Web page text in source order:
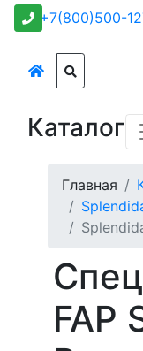
+7(800)500-
Каталог
Главная
FAP